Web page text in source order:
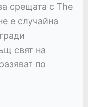
срещата с The
е случайна
свят на
по